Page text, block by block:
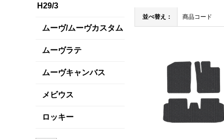
H29/3
ムーヴ/ムーヴカスタム
ムーヴラテ
ムーヴキャンバス
メビウス
ロッキー
並べ替え： 商品コード